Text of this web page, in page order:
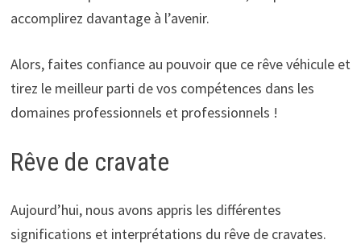
accomplirez davantage à l’avenir.
Alors, faites confiance au pouvoir que ce rêve véhicule et
tirez le meilleur parti de vos compétences dans les
domaines professionnels et professionnels !
Rêve de cravate
Aujourd’hui, nous avons appris les différentes
significations et interprétations du rêve de cravates.